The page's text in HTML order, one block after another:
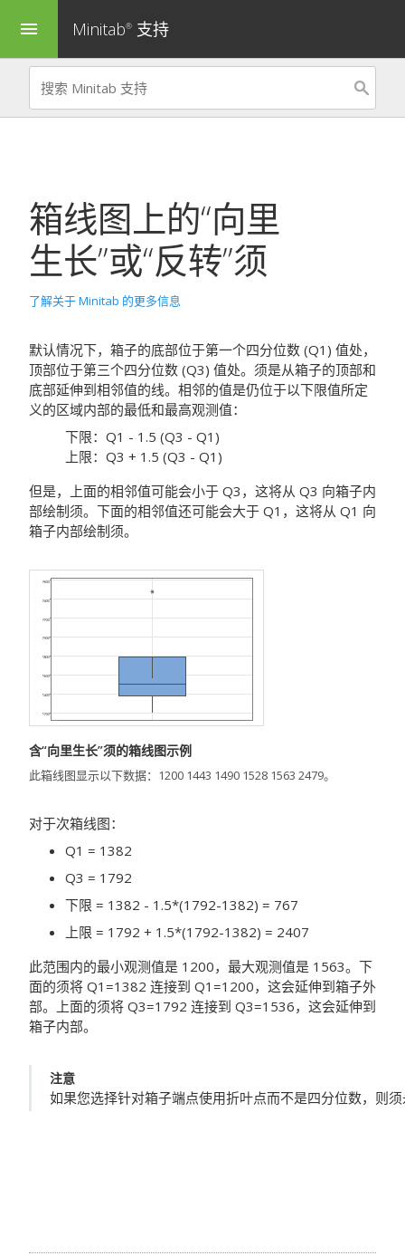
menu Minitab® 支持
箱线图上的“向里
生长”或“反转”须
了解关于 Minitab 的更多信息
默认情况下，箱子的底部位于第一个四分位数 (Q1) 值处，
顶部位于第三个四分位数 (Q3) 值处。须是从箱子的顶部和
底部延伸到相邻值的线。相邻的值是仍位于以下限值所定
义的区域内部的最低和最高观测值：
下限：Q1 - 1.5 (Q3 - Q1)
上限：Q3 + 1.5 (Q3 - Q1)
但是，上面的相邻值可能会小于 Q3，这将从 Q3 向箱子内
部绘制须。下面的相邻值还可能会大于 Q1，这将从 Q1 向
箱子内部绘制须。
含“向里生长”须的箱线图示例
此箱线图显示以下数据：1200 1443 1490 1528 1563 2479。
对于次箱线图：
Q1 = 1382
Q3 = 1792
下限 = 1382 - 1.5*(1792-1382) = 767
上限 = 1792 + 1.5*(1792-1382) = 2407
此范围内的最小观测值是 1200，最大观测值是 1563。下
面的须将 Q1=1382 连接到 Q1=1200，这会延伸到箱子外
部。上面的须将 Q3=1792 连接到 Q3=1536，这会延伸到
箱子内部。
注意
如果您选择针对箱子端点使用折叶点而不是四分位数，则须